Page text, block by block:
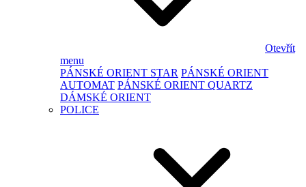
Otevřít
menu
PÁNSKÉ ORIENT STAR PÁNSKÉ ORIENT
AUTOMAT PÁNSKÉ ORIENT QUARTZ
DÁMSKÉ ORIENT
POLICE